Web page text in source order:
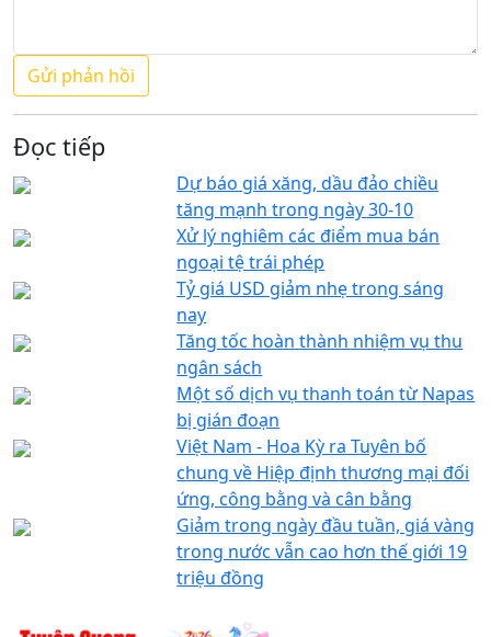
Đọc tiếp
Dự báo giá xăng, dầu đảo chiều
tăng mạnh trong ngày 30-10
Xử lý nghiêm các điểm mua bán
ngoại tệ trái phép
Tỷ giá USD giảm nhẹ trong sáng
nay
Tăng tốc hoàn thành nhiệm vụ thu
ngân sách
Một số dịch vụ thanh toán từ Napas
bị gián đoạn
Việt Nam - Hoa Kỳ ra Tuyên bố
chung về Hiệp định thương mại đối
ứng, công bằng và cân bằng
Giảm trong ngày đầu tuần, giá vàng
trong nước vẫn cao hơn thế giới 19
triệu đồng